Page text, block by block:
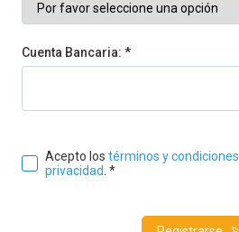
Cuenta Bancaria: *
Acepto los términos y condiciones
privacidad . *